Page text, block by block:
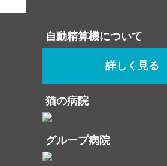
自動精算機について
詳しく見る
猫の病院
グループ病院